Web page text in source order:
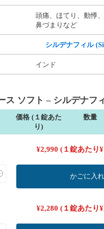
頭痛、ほてり、動悸
鼻づまりなど
シルデナフィル
インド
ス ソフト – シルデナフ
価格 (１錠あた
り)
数量
¥2,990 (１錠あたり¥
かごに入
¥2,280 (１錠あたり¥